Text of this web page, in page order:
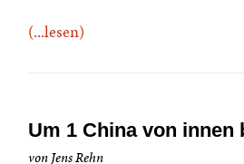
(...lesen)
Um 1 China von innen
von Jens Rehn